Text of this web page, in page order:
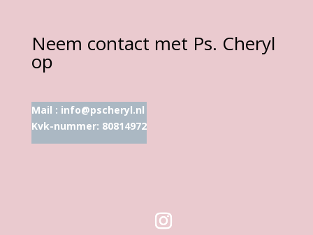
Neem contact met Ps. Cheryl
op
Mail : info@pscheryl.nl
Kvk-nummer: 80814972